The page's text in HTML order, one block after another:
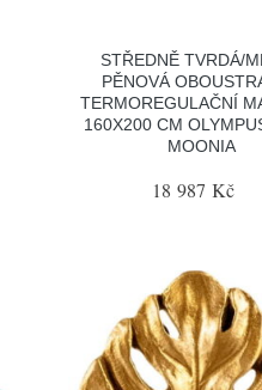
STŘEDNĚ TVRDÁ/
PĚNOVÁ
TERMOREGULAČNÍ
160X200 CM
MOONIA
18 987 Kč